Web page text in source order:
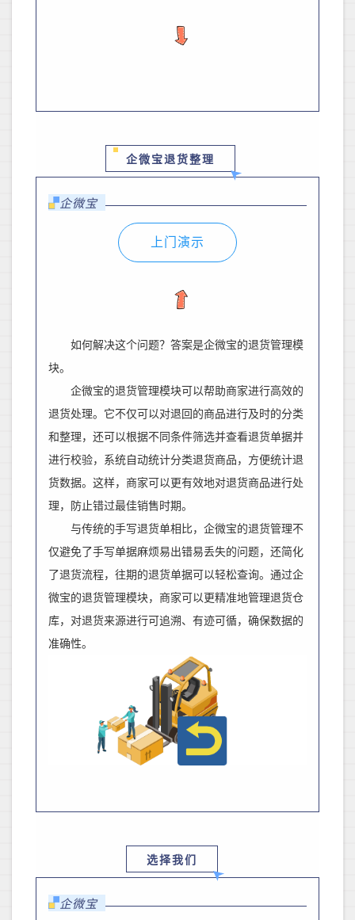
企微宝退货整理
企微宝
上门演示
如何解决这个问题？答案是企微宝的退货管理模
块。
企微宝的退货管理模块可以帮助商家进行高效的
退货处理。它不仅可以对退回的商品进行及时的分类
和整理，还可以根据不同条件筛选并查看退货单据并
进行校验，系统自动统计分类退货商品，方便统计退
货数据。这样，商家可以更有效地对退货商品进行处
理，防止错过最佳销售时期。
与传统的手写退货单相比，企微宝的退货管理不
仅避免了手写单据麻烦易出错易丢失的问题，还简化
了退货流程，往期的退货单据可以轻松查询。通过企
微宝的退货管理模块，商家可以更精准地管理退货仓
库，对退货来源进行可追溯、有迹可循，确保数据的
准确性。
选择我们
企微宝